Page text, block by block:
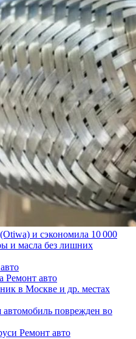
и сэкономила 10 000
и масла без лишних
Ремонт авто
в Москве и др. местах
поврежден во
Ремонт авто